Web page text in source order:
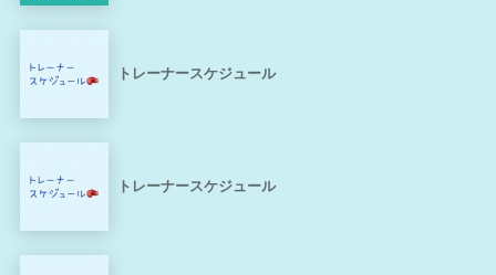
トレーナースケジュール
トレーナースケジュール